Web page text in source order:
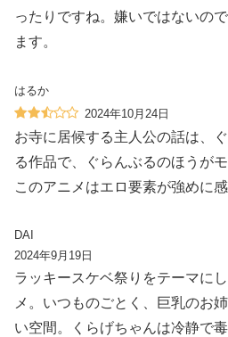
ったりですね。嫌いではないの
ます。
はるか
2024年10月24日
お寺に居候する主人公の話は、
る作品で、ぐらんぶるのほうが
このアニメはエロ要素が強めに感
DAI
2024年9月19日
ラッキースケベ祭りをテーマに
メ。いつものごとく、巨乳のお
い空間。くらげちゃんは冷静で